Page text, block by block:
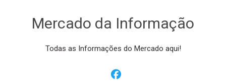
Mercado da Informação
Todas as Informações do Mercado aqui!